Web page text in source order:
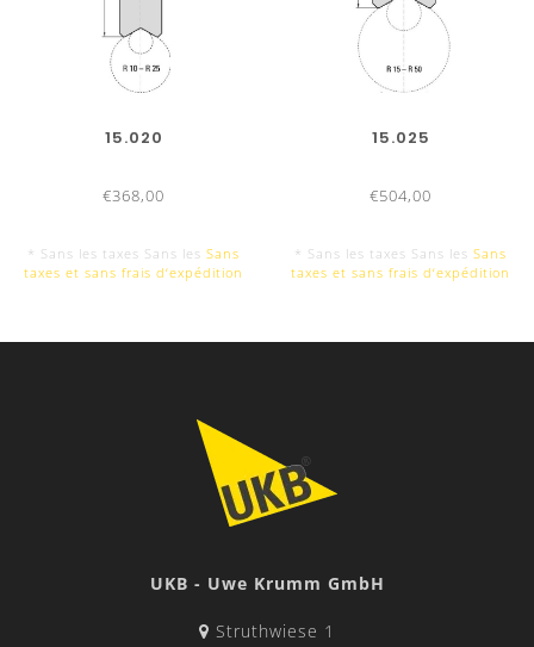
15.020
€368,00
* Sans les taxes Sans les Sans
taxes et sans frais d‘expédition
15.025
€504,00
* Sans les taxes Sans les Sans
taxes et sans frais d‘expédition
UKB - Uwe Krumm GmbH
Struthwiese 1